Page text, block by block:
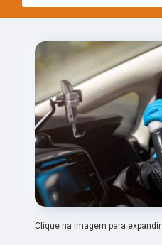
Clique na imagem para expandir